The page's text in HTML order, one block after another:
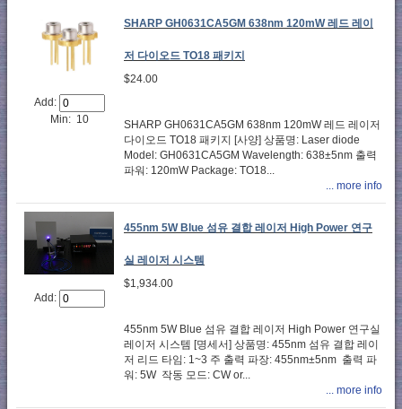
Add:
Min: 10
SHARP GH0631CA5GM 638nm 120mW 레드 레이
저 다이오드 TO18 패키지
$24.00
SHARP GH0631CA5GM 638nm 120mW 레드 레이저
다이오드 TO18 패키지 [사양] 상품명: Laser diode
Model: GH0631CA5GM Wavelength: 638±5nm 출력
파워: 120mW Package: TO18...
... more info
Add:
455nm 5W Blue 섬유 결합 레이저 High Power 연구
실 레이저 시스템
$1,934.00
455nm 5W Blue 섬유 결합 레이저 High Power 연구실
레이저 시스템 [명세서] 상품명: 455nm 섬유 결합 레이
저 리드 타임: 1~3 주 출력 파장: 455nm±5nm 출력 파
워: 5W 작동 모드: CW or...
... more info